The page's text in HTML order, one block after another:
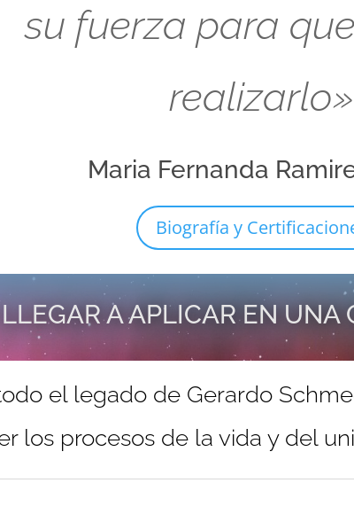
su fuerza para
realizarlo»
Maria Fernanda
Biografía y
A APLICAR EN UNA
el legado de Gerardo
los procesos de la vida y del